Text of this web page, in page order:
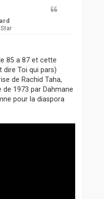
85 a 87 et cette
dire Toi qui pars)
de Rachid Taha,
1973 par Dahmane
pour la diaspora